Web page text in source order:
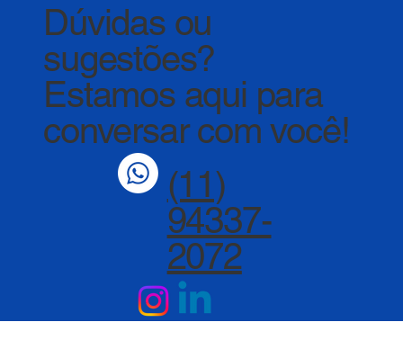
Dúvidas ou
sugestões?
Estamos aqui para
conversar com você!
(11)
94337-
2072